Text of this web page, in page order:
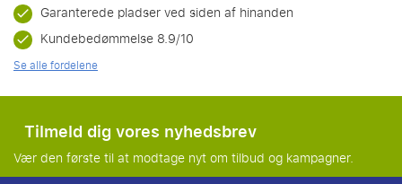
Garanterede pladser ved siden af hinanden
Kundebedømmelse 8.9/10
Se alle fordelene
Tilmeld dig vores nyhedsbrev
Vær den første til at modtage nyt om tilbud og kampagner.